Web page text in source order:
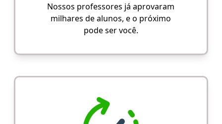
Nossos professores já aprovaram
milhares de alunos, e o próximo
pode ser você.